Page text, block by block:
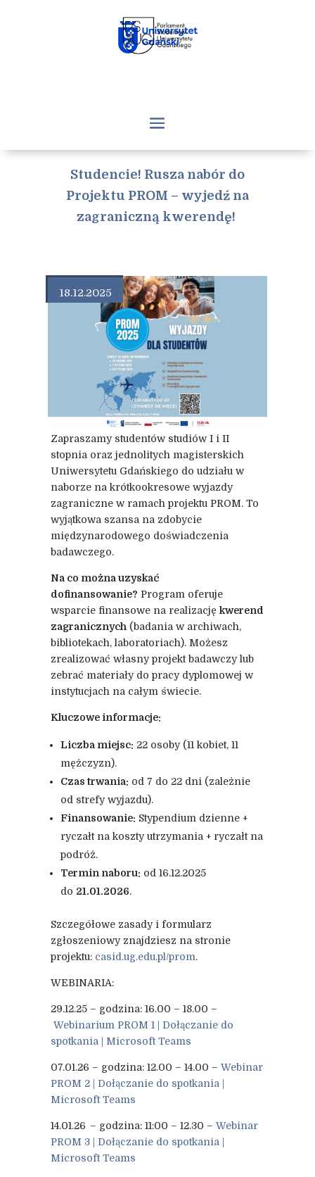
Studencie! Rusza nabór do
Projektu PROM – wyjedź na
zagraniczną kwerendę!
18.12.2025
Zapraszamy studentów studiów I i II
stopnia oraz jednolitych magisterskich
Uniwersytetu Gdańskiego do udziału w
naborze na krótkookresowe wyjazdy
zagraniczne w ramach projektu PROM. To
wyjątkowa szansa na zdobycie
międzynarodowego doświadczenia
badawczego.
Na co można uzyskać
dofinansowanie? Program oferuje
wsparcie finansowe na realizację kwerend
zagranicznych (badania w archiwach,
bibliotekach, laboratoriach). Możesz
zrealizować własny projekt badawczy lub
zebrać materiały do pracy dyplomowej w
instytucjach na całym świecie.
Kluczowe informacje:
Liczba miejsc: 22 osoby (11 kobiet, 11
mężczyzn).
Czas trwania: od 7 do 22 dni (zależnie
od strefy wyjazdu).
Finansowanie: Stypendium dzienne +
ryczałt na koszty utrzymania + ryczałt na
podróż.
Termin naboru: od 16.12.2025
do 21.01.2026.
Szczegółowe zasady i formularz
zgłoszeniowy znajdziesz na stronie
projektu: casid.ug.edu.pl/prom.
WEBINARIA:
29.12.25 – godzina: 16.00 – 18.00 –
Webinarium PROM 1 | Dołączanie do
spotkania | Microsoft Teams
07.01.26 – godzina: 12.00 – 14.00 – Webinar
PROM 2 | Dołączanie do spotkania |
Microsoft Teams
14.01.26 – godzina: 11:00 – 12.30 – Webinar
PROM 3 | Dołączanie do spotkania |
Microsoft Teams